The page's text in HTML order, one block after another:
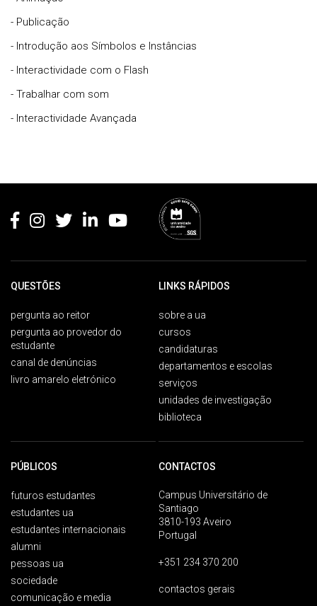
- Publicação
- Introdução aos Símbolos e Instâncias
- Interactividade com o Flash
- Trabalhar com som
- Interactividade Avançada
QUESTÕES
pergunta ao reitor
pergunta ao provedor do
estudante
canal de denúncias
livro amarelo eletrónico
LINKS RÁPIDOS
sobre a ua
cursos
candidaturas
departamentos e escolas
serviços
unidades de investigação
biblioteca
PÚBLICOS
futuros estudantes
estudantes ua
estudantes internacionais
alumni
pessoas ua
sociedade
comunicação e media
CONTACTOS
Campus Universitário de
Santiago
3810-193 Aveiro
Portugal
+351 234 370 200
contactos gerais